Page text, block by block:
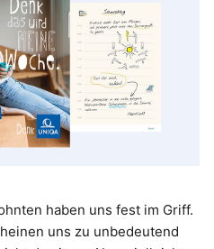
haben uns fest im Griff.
uns zu unbedeutend